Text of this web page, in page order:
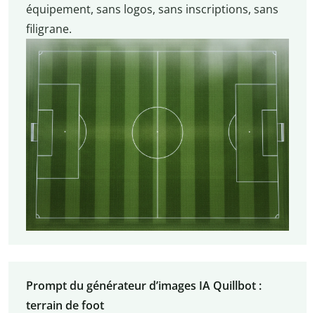
équipement, sans logos, sans inscriptions, sans
filigrane.
Prompt du générateur d’images IA Quillbot :
terrain de foot